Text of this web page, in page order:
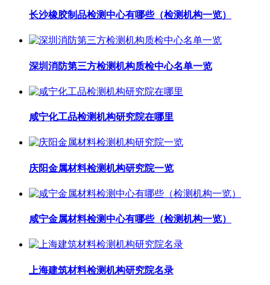
长沙橡胶制品检测中心有哪些（检测机构一览）
深圳消防第三方检测机构质检中心名单一览
咸宁化工品检测机构研究院在哪里
庆阳金属材料检测机构研究院一览
咸宁金属材料检测中心有哪些（检测机构一览）
上海建筑材料检测机构研究院名录